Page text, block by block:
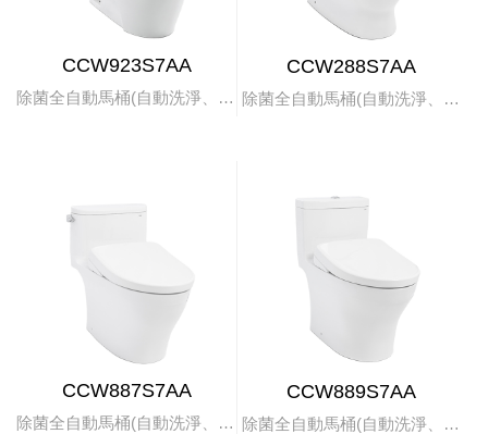
CCW923S7AA
除菌全自動馬桶(自動洗淨、掀蓋)
CCW288S7AA
除菌全自動馬桶(自動洗淨、掀蓋)
CCW887S7AA
除菌全自動馬桶(自動洗淨、掀蓋)
CCW889S7AA
除菌全自動馬桶(自動洗淨、掀蓋)